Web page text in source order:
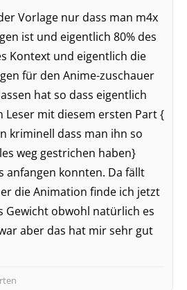
Vorlage nur dass man m4x
ist und eigentlich 80% des
Kontext und eigentlich die
für den Anime-zuschauer
hat so dass eigentlich
Leser mit diesem ersten Part {
kriminell dass man ihn so
weg gestrichen haben}
anfangen konnten. Da fällt
die Animation finde ich jetzt
Gewicht obwohl natürlich es
aber das hat mir sehr gut